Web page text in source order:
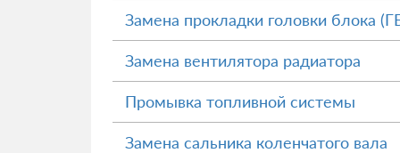
Замена прокладки головки блока
Замена вентилятора радиатора
Промывка топливной системы
Замена сальника коленчатого вала